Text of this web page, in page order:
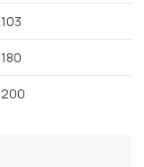
103
180
200